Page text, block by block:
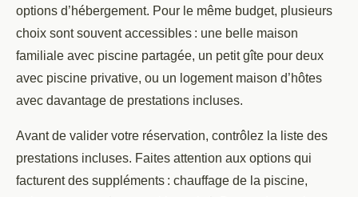
options d’hébergement. Pour le même budget, plusieurs
choix sont souvent accessibles : une belle maison
familiale avec piscine partagée, un petit gîte pour deux
avec piscine privative, ou un logement maison d’hôtes
avec davantage de prestations incluses.
Avant de valider votre réservation, contrôlez la liste des
prestations incluses. Faites attention aux options qui
facturent des suppléments : chauffage de la piscine,